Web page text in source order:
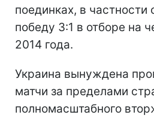
поединках, в
победу 3:1 в отборе на
2014 года.
Украина вынуждена
матчи за пределами
полномасштабного